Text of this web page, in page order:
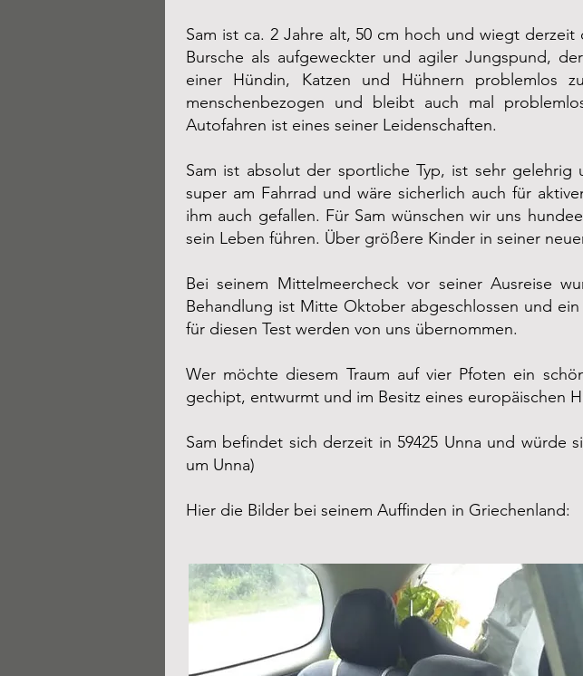
Sam ist ca. 2 Jahre alt, 50 cm hoch und wiegt
Bursche als aufgeweckter und agiler Jungspund,
einer Hündin, Katzen und Hühnern problemlos
menschenbezogen und bleibt auch mal
Autofahren ist eines seiner Leidenschaften.
Sam ist absolut der sportliche Typ, ist sehr
super am Fahrrad und wäre sicherlich auch für
ihm auch gefallen. Für Sam wünschen wir uns
sein Leben führen. Über größere Kinder in seiner
Bei seinem Mittelmeercheck vor seiner Ausreise
Behandlung ist Mitte Oktober abgeschlossen und
für diesen Test werden von uns übernommen.
Wer möchte diesem Traum auf vier Pfoten ein
gechipt, entwurmt und im Besitz eines europäischen
Sam befindet sich derzeit in 59425 Unna und würde
um Unna)
Hier die Bilder bei seinem Auffinden in Griechenland: